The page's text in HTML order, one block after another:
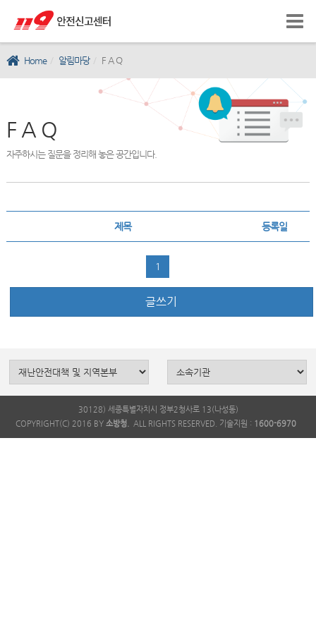
Home 알림마당 F A Q
F A Q
자주하시는 질문을 정리해 놓은 공간입니다.
제목 등록일
1
글쓰기
30128) 세종특별자치시 정부2청사로 13(나성동)
COPYRIGHT(C) 2016 BY 소방청. ALL RIGHTS RESERVED. 기술지원 : 1600-6970